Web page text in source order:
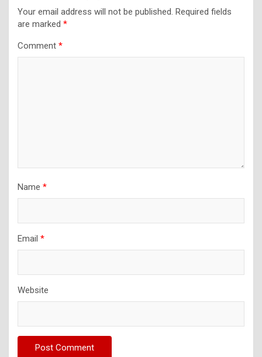
Your email address will not be published. Required fields
are marked *
Comment *
Name *
Email *
Website